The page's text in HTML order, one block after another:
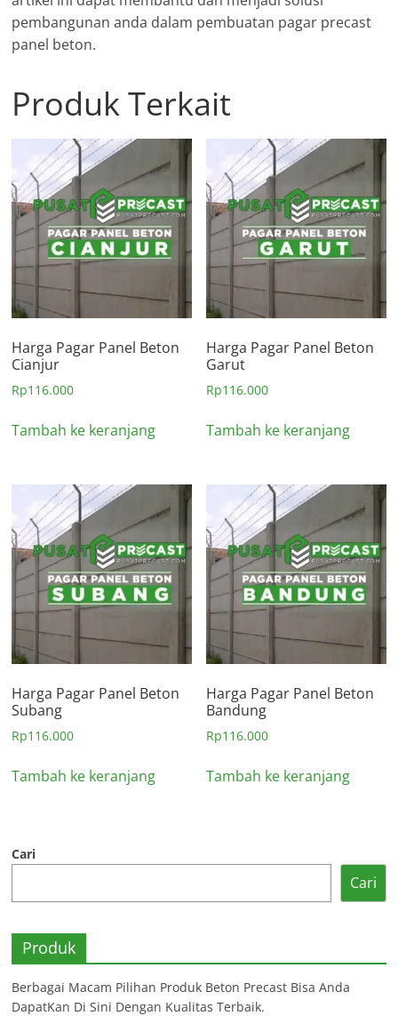
pembangunan anda dalam pembuatan pagar precast
panel beton.
Produk Terkait
Harga Pagar Panel Beton
Cianjur
Rp116.000
Tambah ke keranjang
Harga Pagar Panel Beton
Garut
Rp116.000
Tambah ke keranjang
Harga Pagar Panel Beton
Subang
Rp116.000
Tambah ke keranjang
Harga Pagar Panel Beton
Bandung
Rp116.000
Tambah ke keranjang
Cari
Cari
Produk
Berbagai Macam Pilihan Produk Beton Precast Bisa Anda
DapatKan Di Sini Dengan Kualitas Terbaik.